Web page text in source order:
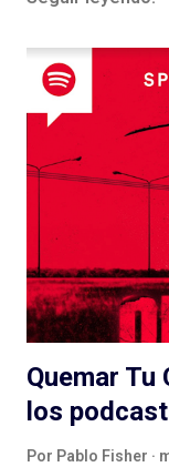
Quemar Tu
los
Por Pablo Fisher